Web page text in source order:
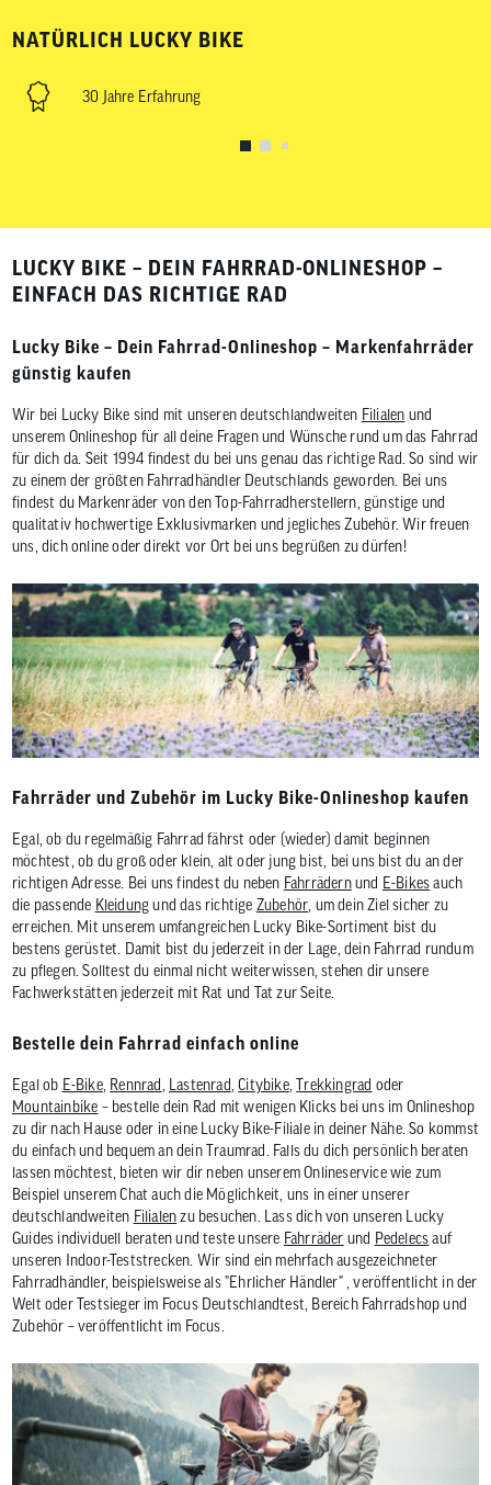
NATÜRLICH LUCKY BIKE
30 Jahre Erfahrung
LUCKY BIKE – DEIN FAHRRAD-ONLINESHOP –
EINFACH DAS RICHTIGE RAD
Lucky Bike – Dein Fahrrad-Onlineshop – Markenfahrräder
günstig kaufen
Wir bei Lucky Bike sind mit unseren deutschlandweiten Filialen und
unserem Onlineshop für all deine Fragen und Wünsche rund um das Fahrrad
für dich da. Seit 1994 findest du bei uns genau das richtige Rad. So sind wir
zu einem der größten Fahrradhändler Deutschlands geworden. Bei uns
findest du Markenräder von den Top-Fahrradherstellern, günstige und
qualitativ hochwertige Exklusivmarken und jegliches Zubehör. Wir freuen
uns, dich online oder direkt vor Ort bei uns begrüßen zu dürfen!
Fahrräder und Zubehör im Lucky Bike-Onlineshop kaufen
Egal, ob du regelmäßig Fahrrad fährst oder (wieder) damit beginnen
möchtest, ob du groß oder klein, alt oder jung bist, bei uns bist du an der
richtigen Adresse. Bei uns findest du neben Fahrrädernund E-Bikesauch
die passende Kleidungund das richtige Zubehör, um dein Ziel sicher zu
erreichen. Mit unserem umfangreichen Lucky Bike-Sortiment bist du
bestens gerüstet. Damit bist du jederzeit in der Lage, dein Fahrrad rundum
zu pflegen. Solltest du einmal nicht weiterwissen, stehen dir unsere
Fachwerkstätten jederzeit mit Rat und Tat zur Seite.
Bestelle dein Fahrrad einfach online
Egal ob E-Bike, Rennrad, Lastenrad,Citybike,Trekkingrad oder
Mountainbike – bestelle dein Rad mit wenigen Klicks bei uns im Onlineshop
zu dir nach Hause oder in eine Lucky Bike-Filiale in deiner Nähe. So kommst
du einfach und bequem an dein Traumrad. Falls du dich persönlich beraten
lassen möchtest, bieten wir dir neben unserem Onlineservice wie zum
Beispiel unserem Chat auch die Möglichkeit, uns in einer unserer
deutschlandweiten Filialenzu besuchen. Lass dich von unseren Lucky
Guides individuell beraten und teste unsere Fahrräder und Pedelecsauf
unseren Indoor-Teststrecken. Wir sind ein mehrfach ausgezeichneter
Fahrradhändler, beispielsweise als "Ehrlicher Händler" , veröffentlicht in der
Welt oder Testsieger im Focus Deutschlandtest, Bereich Fahrradshop und
Zubehör – veröffentlicht im Focus.